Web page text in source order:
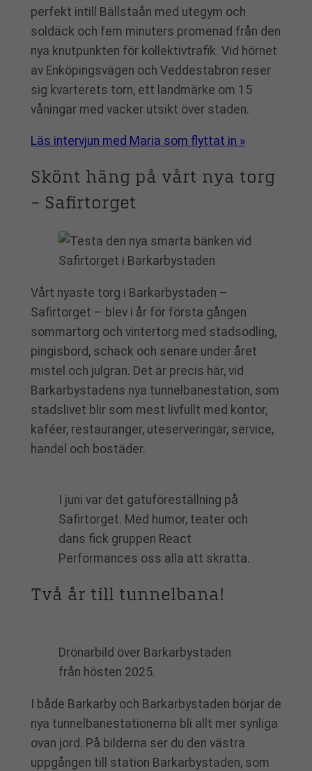
perfekt intill Bällstaån med utegym och
soldäck och fem minuters promenad från den
nya knutpunkten för kollektivtrafik. Vid hörnet
av Enköpingsvägen och Veddestabron reser
sig kvarterets torn, ett landmärke om 15
våningar med vacker utsikt över staden.
Läs intervjun med Maria som flyttat in »
Skönt häng på vårt nya torg
– Safirtorget
Vårt nyaste torg i Barkarbystaden –
Safirtorget – blev i år för första gången
sommartorg och vintertorg med stadsodling,
pingisbord, schack och senare under året
mistel och julgran. Det är precis här, vid
Barkarbystadens nya tunnelbanestation, som
stadslivet blir som mest livfullt med kontor,
kaféer, restauranger, uteserveringar, service,
handel och bostäder.
I juni var det gatuföreställning på
Safirtorget. Med humor, teater och
dans fick gruppen React
Performances oss alla att skratta.
Två år till tunnelbana!
Drönarbild över Barkarbystaden
från hösten 2025.
I både Barkarby och Barkarbystaden börjar de
nya tunnelbanestationerna bli allt mer synliga
ovan jord. På bilderna ser du den västra
uppgången till station Barkarbystaden, som